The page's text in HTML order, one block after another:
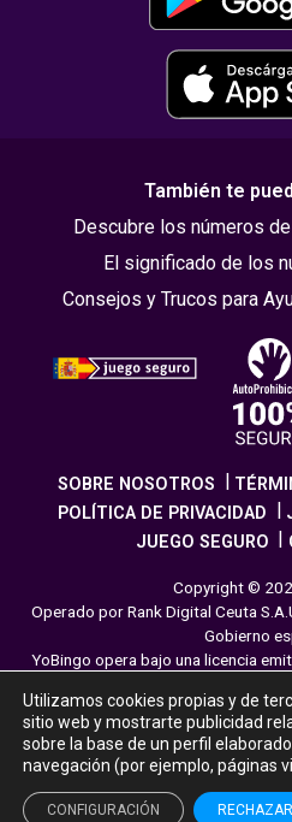
También te
Descubre los números
El significado de los
Consejos y Trucos para
SOBRE NOSOTROS
POLÍTICA DE PRIVACIDAD
JUEGO SEGURO
Copyright ©
Operado por Rank Digital Ceuta
Gobierno
YoBingo opera bajo una licencia
responsabilidad en los juegos
entretenimiento cuya finalidad es
jugadores en nuestra página web.
las pautas recomendadas
Utilizamos cookies propias y de
sitio web y mostrarte publicidad
sobre la base de un perfil
navegación (por ejemplo, páginas
RECHAZAR
CONFIGURACIÓN